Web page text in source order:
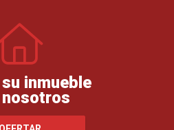
inmueble